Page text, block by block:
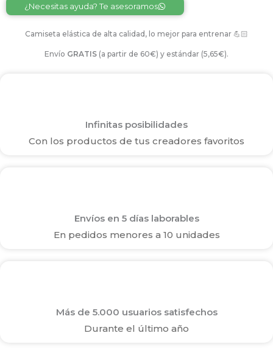
¿Necesitas ayuda? Te asesoramos
Camiseta elástica de alta calidad, lo mejor para entrenar 💪🏻
Envío GRATIS (a partir de 60€) y estándar (5,65€).
Infinitas posibilidades
Con los productos de tus creadores favoritos
Envíos en 5 días laborables
En pedidos menores a 10 unidades
Más de 5.000 usuarios satisfechos
Durante el último año